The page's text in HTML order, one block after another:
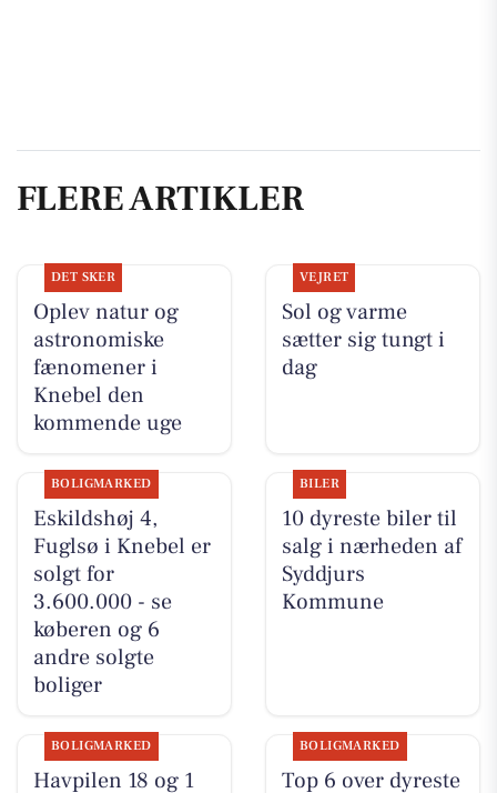
FLERE ARTIKLER
DET SKER
Oplev natur og
astronomiske
fænomener i
Knebel den
kommende uge
VEJRET
Sol og varme
sætter sig tungt i
dag
BOLIGMARKED
Eskildshøj 4,
Fuglsø i Knebel er
solgt for
3.600.000 - se
køberen og 6
andre solgte
boliger
BILER
10 dyreste biler til
salg i nærheden af
Syddjurs
Kommune
BOLIGMARKED
Havpilen 18 og 1
BOLIGMARKED
Top 6 over dyreste